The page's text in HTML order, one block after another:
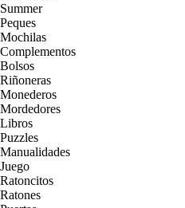
Summer
Peques
Mochilas
Complementos
Bolsos
Riñoneras
Monederos
Mordedores
Libros
Puzzles
Manualidades
Juego
Ratoncitos
Ratones